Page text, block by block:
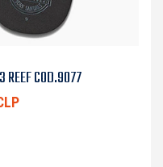
REEF COD.9077